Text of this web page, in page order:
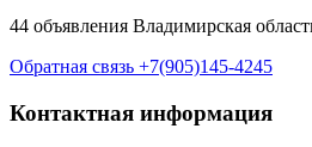
44 объявления Владимирская
Обратная связь +7(905)145-4245
Контактная информация